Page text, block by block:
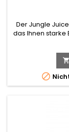
Der Jungle
das Ihnen starke
in
Verwendung
ganzen Welt
von

